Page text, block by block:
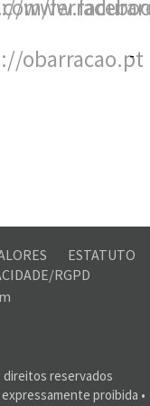
-
ESTATUTO
RGPD
direitos reservados
proibida •